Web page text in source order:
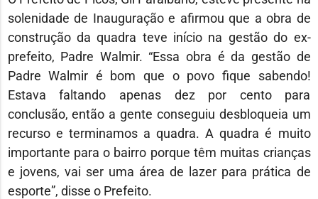
solenidade de Inauguração e afirmou que a obra de
construção da quadra teve início na gestão do ex-
prefeito, Padre Walmir. “Essa obra é da gestão de
Padre Walmir é bom que o povo fique sabendo!
Estava faltando apenas dez por cento para
conclusão, então a gente conseguiu desbloqueia um
recurso e terminamos a quadra. A quadra é muito
importante para o bairro porque têm muitas crianças
e jovens, vai ser uma área de lazer para prática de
esporte”, disse o Prefeito.